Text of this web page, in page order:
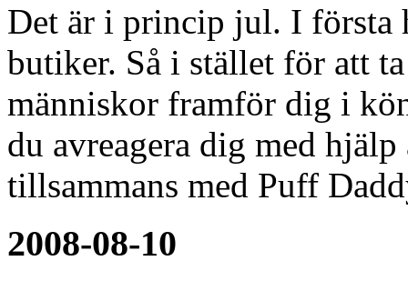
Det är i princip jul. I första
butiker. Så i stället för att
människor framför dig i
du avreagera dig med
tillsammans med Puff
2008-08-10